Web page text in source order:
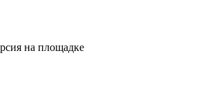
на площадке